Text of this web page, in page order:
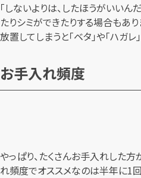
「しないよりは、したほうがいい
たりシミができたりする場合もあ
放置してしまうと「ベタ」や「ハガ
お手入れ頻度
やっぱり、たくさんお手入れした
れ頻度でオススメなのは半年に1